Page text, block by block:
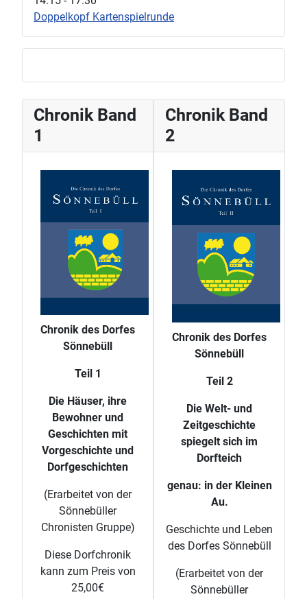
Doppelkopf Kartenspielrunde
Chronik Band
1
Chronik des Dorfes
Sönnebüll
Teil 1
Die Häuser, ihre
Bewohner und
Geschichten mit
Vorgeschichte und
Dorfgeschichten
(Erarbeitet von der
Sönnebüller
Chronisten Gruppe)
Diese Dorfchronik
kann zum Preis von
25,00€
Chronik Band
2
Chronik des Dorfes
Sönnebüll
Teil 2
Die Welt- und
Zeitgeschichte
spiegelt sich im
Dorfteich
genau: in der Kleinen
Au.
Geschichte und Leben
des Dorfes Sönnebüll
(Erarbeitet von der
Sönnebüller